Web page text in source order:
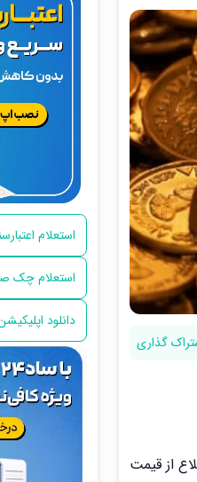
گذاری
از قیمت
استعلام
استعلام چک
دانلود